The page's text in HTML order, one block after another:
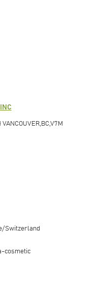
VANCOUVER,BC,V7M
Switzerland
cosmetic